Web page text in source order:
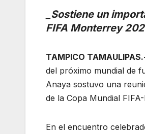
_Sostiene un
FIFA Monterrey
TAMPICO
del próximo mundial de
Anaya sostuvo una
de la Copa Mundial
En el encuentro